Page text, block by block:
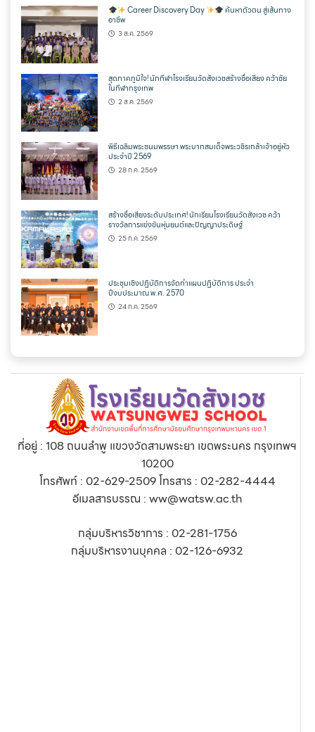
Career Discovery Day
ค้นหาตัวตน สู่เส้นทาง
อาชีพ
3 ส.ค. 2569
สุดภาคภูมิใจ! นักกีฬาโรงเรียนวัดสังเวชสร้างชื่อเสียง คว้าชัย
ในกีฬากรุงเทพ
2 ส.ค. 2569
พิธีเฉลิมพระชนมพรรษา พระบาทสมเด็จพระวชิรเกล้าเจ้าอยู่หัว
ประจำปี 2569
28 ก.ค. 2569
สร้างชื่อเสียงระดับประเทศ! นักเรียนโรงเรียนวัดสังเวช คว้า
รางวัลการแข่งขันหุ่นยนต์และปัญญาประดิษฐ์
25 ก.ค. 2569
ประชุมเชิงปฏิบัติการจัดทำแผนปฏิบัติการ ประจำ
ปีงบประมาณ พ.ศ. 2570
24 ก.ค. 2569
ที่อยู่ : 108 ถนนลำพู แขวงวัดสามพระยา เขตพระนคร กรุงเทพฯ
10200
โทรศัพท์ : 02-629-2509 โทรสาร : 02-282-4444
อีเมลสารบรรณ : ww@watsw.ac.th
กลุ่มบริหารวิชาการ : 02-281-1756
กลุ่มบริหารงานบุคคล : 02-126-6932